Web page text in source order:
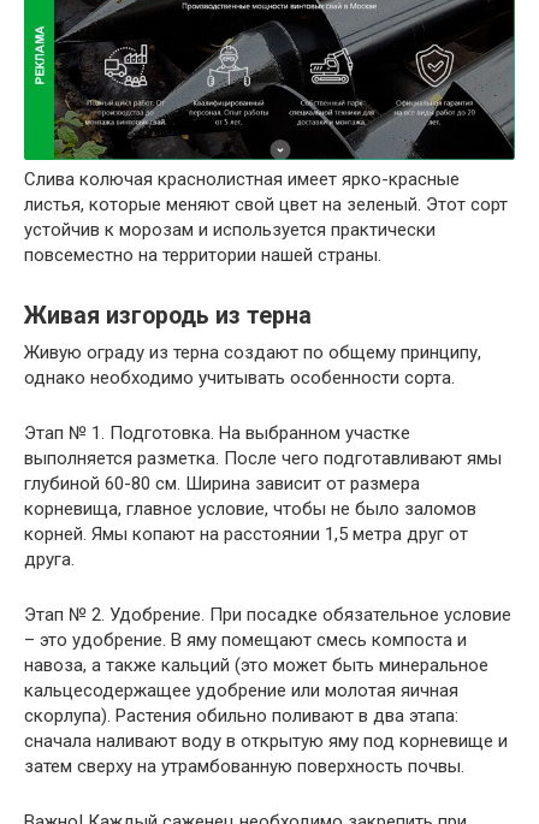
Слива колючая краснолистная имеет ярко-красные
листья, которые меняют свой цвет на зеленый. Этот сорт
устойчив к морозам и используется практически
повсеместно на территории нашей страны.
Живая изгородь из терна
Живую ограду из терна создают по общему принципу,
однако необходимо учитывать особенности сорта.
Этап № 1. Подготовка. На выбранном участке
выполняется разметка. После чего подготавливают ямы
глубиной 60-80 см. Ширина зависит от размера
корневища, главное условие, чтобы не было заломов
корней. Ямы копают на расстоянии 1,5 метра друг от
друга.
Этап № 2. Удобрение. При посадке обязательное условие
– это удобрение. В яму помещают смесь компоста и
навоза, а также кальций (это может быть минеральное
кальцесодержащее удобрение или молотая яичная
скорлупа). Растения обильно поливают в два этапа:
сначала наливают воду в открытую яму под корневище и
затем сверху на утрамбованную поверхность почвы.